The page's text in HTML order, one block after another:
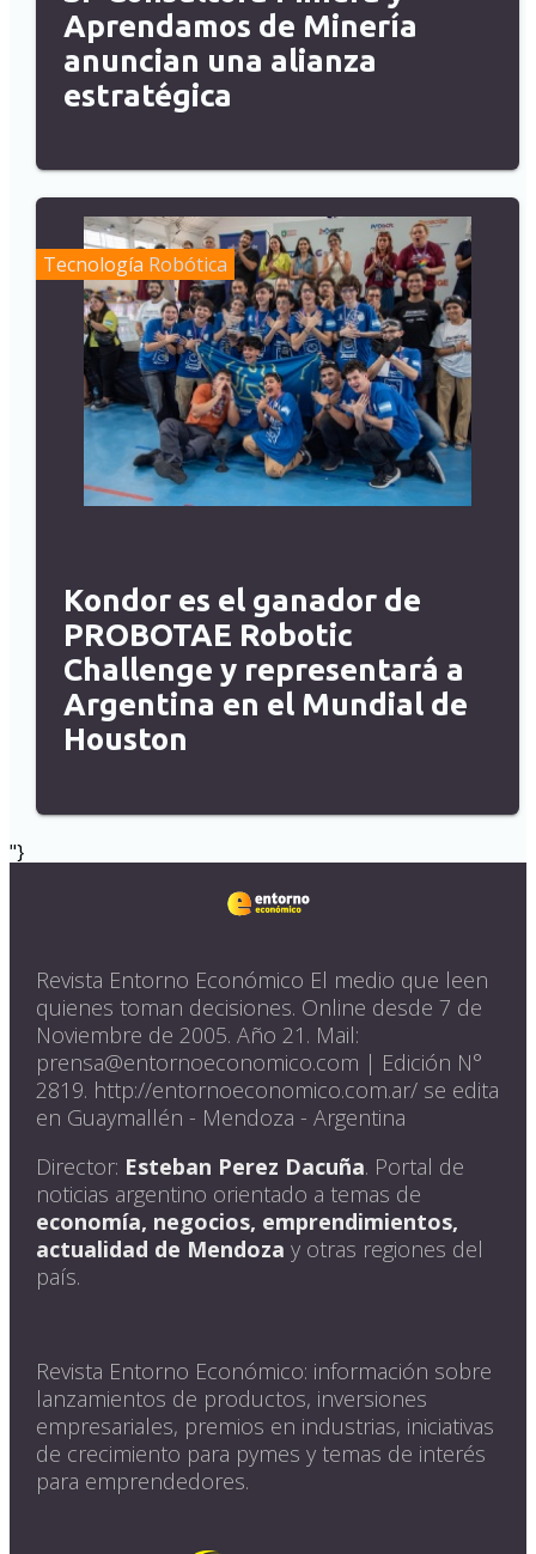
Aprendamos de Minería
anuncian una alianza
estratégica
Tecnología Robótica
Kondor es el ganador de
PROBOTAE Robotic
Challenge y representará a
Argentina en el Mundial de
Houston
"}
Revista Entorno Económico El medio que leen
quienes toman decisiones. Online desde 7 de
Noviembre de 2005. Año 21. Mail:
prensa@entornoeconomico.com | Edición N°
2819. http://entornoeconomico.com.ar/ se edita
en Guaymallén - Mendoza - Argentina
Director: Esteban Perez Dacuña. Portal de
noticias argentino orientado a temas de
economía, negocios, emprendimientos,
actualidad de Mendoza y otras regiones del
país.
Revista Entorno Económico: información sobre
lanzamientos de productos, inversiones
empresariales, premios en industrias, iniciativas
de crecimiento para pymes y temas de interés
para emprendedores.